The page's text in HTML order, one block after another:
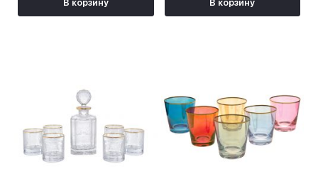
В корзину В корзину